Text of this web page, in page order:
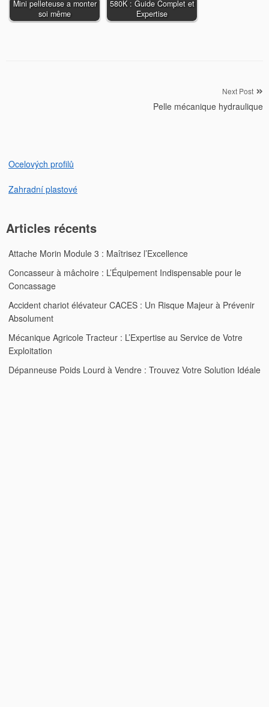
Mini pelleteuse a monter
soi même
580K : Guide Complet et
Expertise
Next Post
Pelle mécanique hydraulique
Ocelových profilů
Zahradní plastové
Articles récents
Attache Morin Module 3 : Maîtrisez l’Excellence
Concasseur à mâchoire : L’Équipement Indispensable pour le
Concassage
Accident chariot élévateur CACES : Un Risque Majeur à Prévenir
Absolument
Mécanique Agricole Tracteur : L’Expertise au Service de Votre
Exploitation
Dépanneuse Poids Lourd à Vendre : Trouvez Votre Solution Idéale